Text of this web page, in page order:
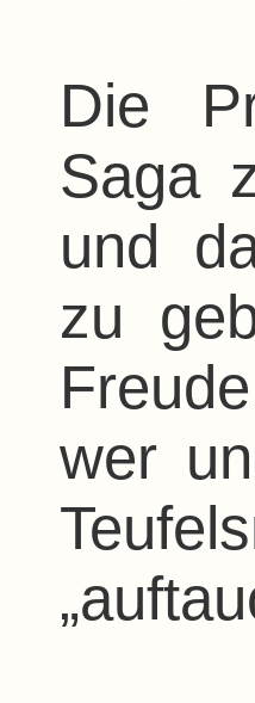
Die
Saga
und
zu
wer